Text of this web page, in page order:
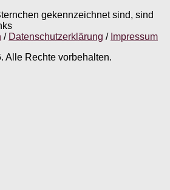
gekennzeichnet sind, sind
/ Datenschutzerklärung / Impressum
Alle Rechte vorbehalten.